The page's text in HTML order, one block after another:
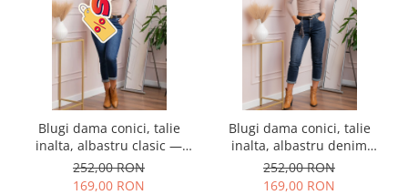
Blugi dama conici, talie
inalta, albastru clasic —
Holly
252,00 RON
169,00 RON
Blugi dama conici, talie
inalta, albastru denim
prespalat — Holly
252,00 RON
169,00 RON